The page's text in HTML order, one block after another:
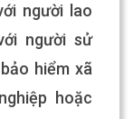
người lao
người sử
hiểm xã
hoặc